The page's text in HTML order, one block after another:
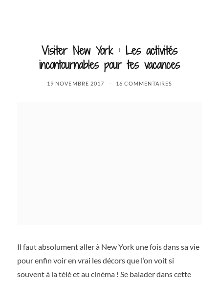
Visiter New York : Les activités
incontournables pour tes vacances
19 NOVEMBRE 2017 16 COMMENTAIRES
Il faut absolument aller à New York une fois dans sa vie
pour enfin voir en vrai les décors que l’on voit si
souvent à la télé et au cinéma ! Se balader dans cette